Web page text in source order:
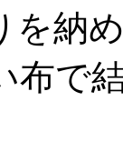
を納
布で